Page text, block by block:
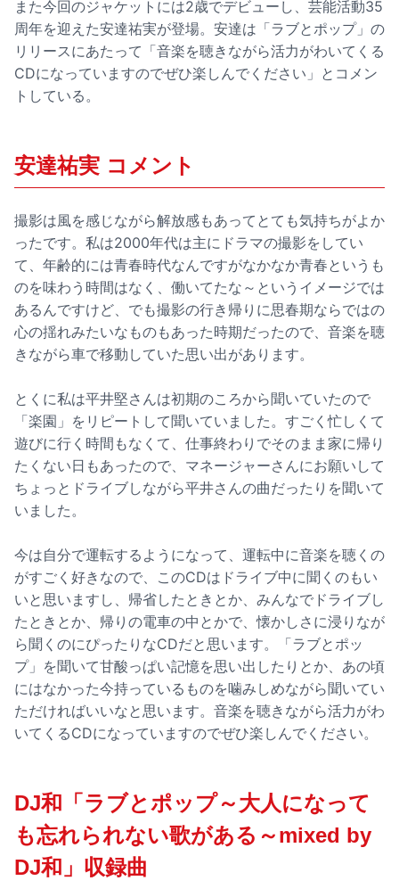
また今回のジャケットには2歳でデビューし、芸能活動35
周年を迎えた安達祐実が登場。安達は「ラブとポップ」の
リリースにあたって「音楽を聴きながら活力がわいてくる
CDになっていますのでぜひ楽しんでください」とコメン
トしている。
安達祐実 コメント
撮影は風を感じながら解放感もあってとても気持ちがよか
ったです。私は2000年代は主にドラマの撮影をしてい
て、年齢的には青春時代なんですがなかなか青春というも
のを味わう時間はなく、働いてたな～というイメージでは
あるんですけど、でも撮影の行き帰りに思春期ならではの
心の揺れみたいなものもあった時期だったので、音楽を聴
きながら車で移動していた思い出があります。
とくに私は平井堅さんは初期のころから聞いていたので
「楽園」をリピートして聞いていました。すごく忙しくて
遊びに行く時間もなくて、仕事終わりでそのまま家に帰り
たくない日もあったので、マネージャーさんにお願いして
ちょっとドライブしながら平井さんの曲だったりを聞いて
いました。
今は自分で運転するようになって、運転中に音楽を聴くの
がすごく好きなので、このCDはドライブ中に聞くのもい
いと思いますし、帰省したときとか、みんなでドライブし
たときとか、帰りの電車の中とかで、懐かしさに浸りなが
ら聞くのにぴったりなCDだと思います。「ラブとポッ
プ」を聞いて甘酸っぱい記憶を思い出したりとか、あの頃
にはなかった今持っているものを噛みしめながら聞いてい
ただければいいなと思います。音楽を聴きながら活力がわ
いてくるCDになっていますのでぜひ楽しんでください。
DJ和「ラブとポップ～大人になって
も忘れられない歌がある～mixed by
DJ和」収録曲